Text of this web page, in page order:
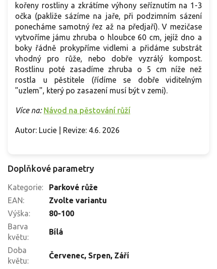
kořeny rostliny a zkrátíme výhony seříznutím na 1-3
očka (pakliže sázíme na jaře, při podzimním sázení
ponecháme samotný řez až na předjaří). V mezičase
vytvoříme jámu zhruba o hloubce 60 cm, jejíž dno a
boky řádně prokypříme vidlemi a přidáme substrát
vhodný pro růže, nebo dobře vyzrálý kompost.
Rostlinu poté zasadíme zhruba o 5 cm níže než
rostla u pěstitele (řídíme se dobře viditelným
"uzlem", který po zasazení musí být v zemi).
Více na: Návod na pěstování růží
Autor: Lucie | Revize: 4.6. 2026
Doplňkové parametry
Kategorie:
Parkové růže
EAN:
Zvolte variantu
Výška:
80-100
Barva
květu:
Bílá
Doba
květu:
Červenec, Srpen, Září